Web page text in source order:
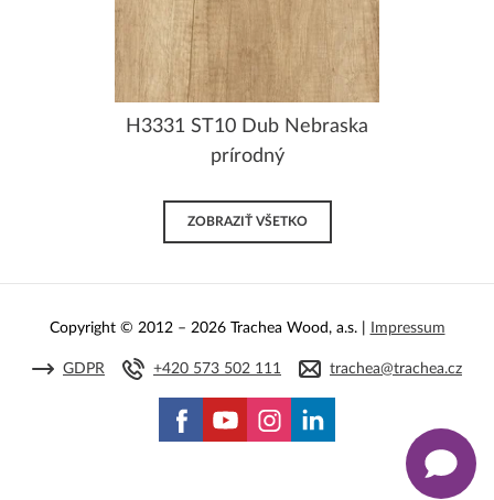
H3331 ST10 Dub Nebraska
prírodný
ZOBRAZIŤ VŠETKO
Copyright © 2012 – 2026 Trachea Wood, a.s. | Impressum
GDPR +420 573 502 111 trachea@trachea.cz